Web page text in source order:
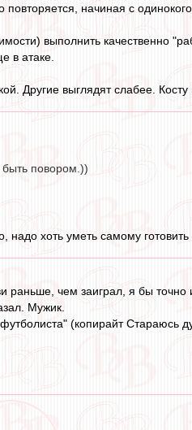
повторяется, начиная с
выполнить качественно
в атаке.
Другие выглядят слабее. Косту
быть повором.))
надо хоть уметь самому готовить
чем заиграл, я бы точно
Мужик.
(копирайт Стараюсь